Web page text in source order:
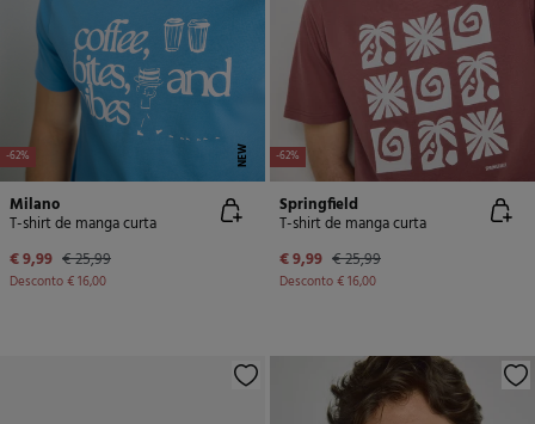
-62% NEW
Milano
T-shirt de manga curta
€ 9,99 € 25,99
Desconto€ 16,00
-62%
Springfield
T-shirt de manga curta
€ 9,99 € 25,99
Desconto€ 16,00